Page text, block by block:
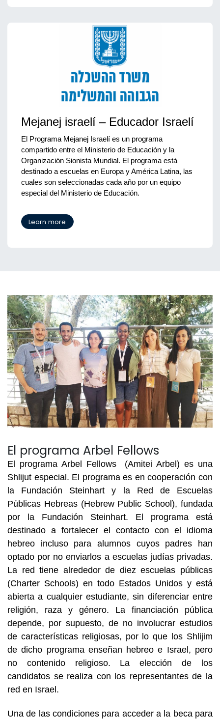
Mejanej israelí – Educador Israelí
El Programa Mejanej Israelí es un programa
compartido entre el Ministerio de Educación y la
Organización Sionista Mundial. El programa está
destinado a escuelas en Europa y América Latina, las
cuales son seleccionadas cada año por un equipo
especial del Ministerio de Educación.
Learn more
El programa Arbel Fellows
El programa Arbel Fellows  (Amitei Arbel) es una
Shlijut especial. El programa es en cooperación con
la Fundación Steinhart y la Red de Escuelas
Públicas Hebreas (Hebrew Public School), fundada
por la Fundación Steinhart. El programa está
destinado a fortalecer el contacto con el idioma
hebreo incluso para alumnos cuyos padres han
optado por no enviarlos a escuelas judías privadas.
La red tiene alrededor de diez escuelas públicas
(Charter Schools) en todo Estados Unidos y está
abierta a cualquier estudiante, sin diferenciar entre
religión, raza y género. La financiación pública
depende, por supuesto, de no involucrar estudios
de características religiosas, por lo que los Shlijim
de dicho programa enseñan hebreo e Israel, pero
no contenido religioso. La elección de los
candidatos se realiza con los representantes de la
red en Israel.
Una de las condiciones para acceder a la beca para